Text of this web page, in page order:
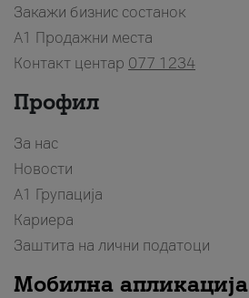
Закажи бизнис состанок
A1 Продажни места
Контакт центар 077 1234
Профил
За нас
Новости
А1 Групација
Кариера
Заштита на лични податоци
Мобилна апликација